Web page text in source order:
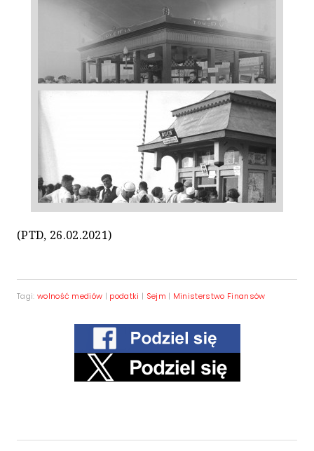
(PTD, 26.02.2021)
Tagi: wolność mediów | podatki | Sejm | Ministerstwo Finansów